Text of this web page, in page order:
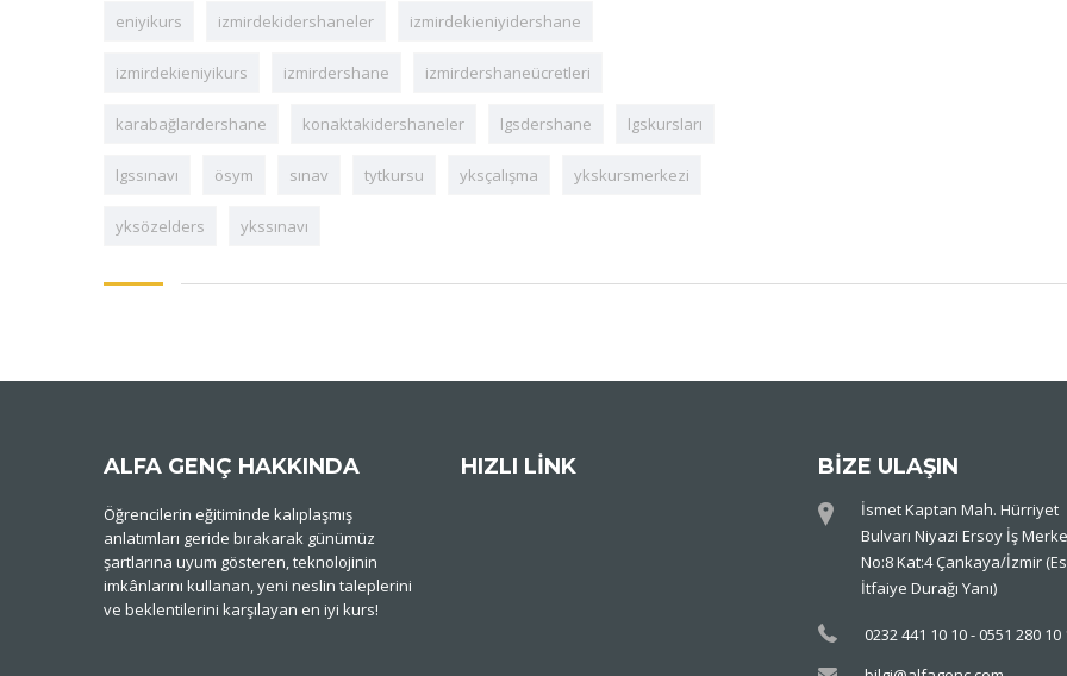
eniyikurs izmirdekidershaneler izmirdekieniyidershane
izmirdekieniyikurs izmirdershane izmirdershaneücretleri
karabağlardershane konaktakidershaneler lgsdershane lgskursları
lgssınavı ösym sınav tytkursu yksçalışma ykskursmerkezi
yksözelders ykssınavı
ALFA GENÇ HAKKINDA
Öğrencilerin eğitiminde kalıplaşmış
anlatımları geride bırakarak günümüz
şartlarına uyum gösteren, teknolojinin
imkânlarını kullanan, yeni neslin taleplerini
ve beklentilerini karşılayan en iyi kurs!
HIZLI LİNK BİZE ULAŞIN
İsmet Kaptan Mah. Hürriyet
Bulvarı Niyazi Ersoy İş
No:8 Kat:4 Çankaya/İzmir
İtfaiye Durağı Yanı)
0232 441 10 10 - 0551 280 10